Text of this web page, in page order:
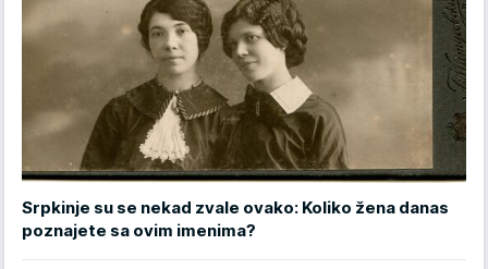
Srpkinje su se nekad zvale ovako: Koliko žena danas
poznajete sa ovim imenima?